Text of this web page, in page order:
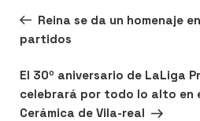
Entrada
anterior:
ANTERIOR
Reina se da un homenaje
partidos
Siguiente
entrada
SIGUIENTE
El 30º aniversario de LaLiga
celebrará por todo lo alto en
Cerámica de Vila-real